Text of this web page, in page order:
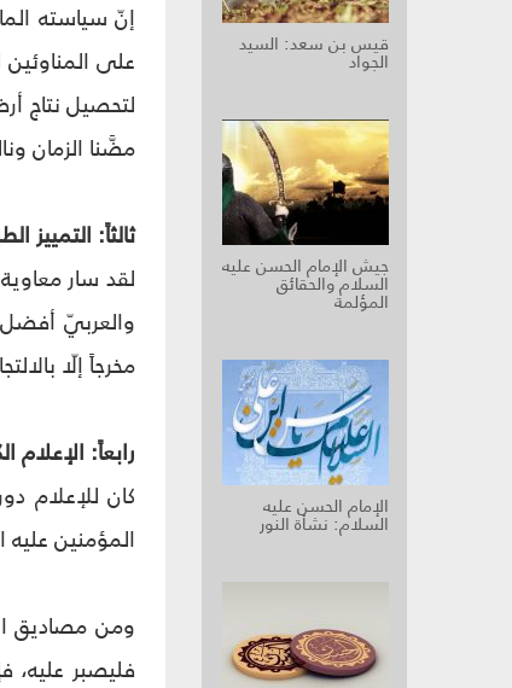
قيس بن سعد: السيد
الجواد
جيش الإمام الحسن عليه
السلام والحقائق
المؤلمة
الإمام الحسن عليه
السلام: نشأة النور
إنّ سياسته
على
لتحصيل نتاج
مضَّنا الزمان
ثالثاً: التمييز
لقد سار
والعربيّ
مخرجاً إلّا
رابعاً: الإعلام
كان للإعلام
المؤمنين عليه
ومن مصاديق
فليصبر